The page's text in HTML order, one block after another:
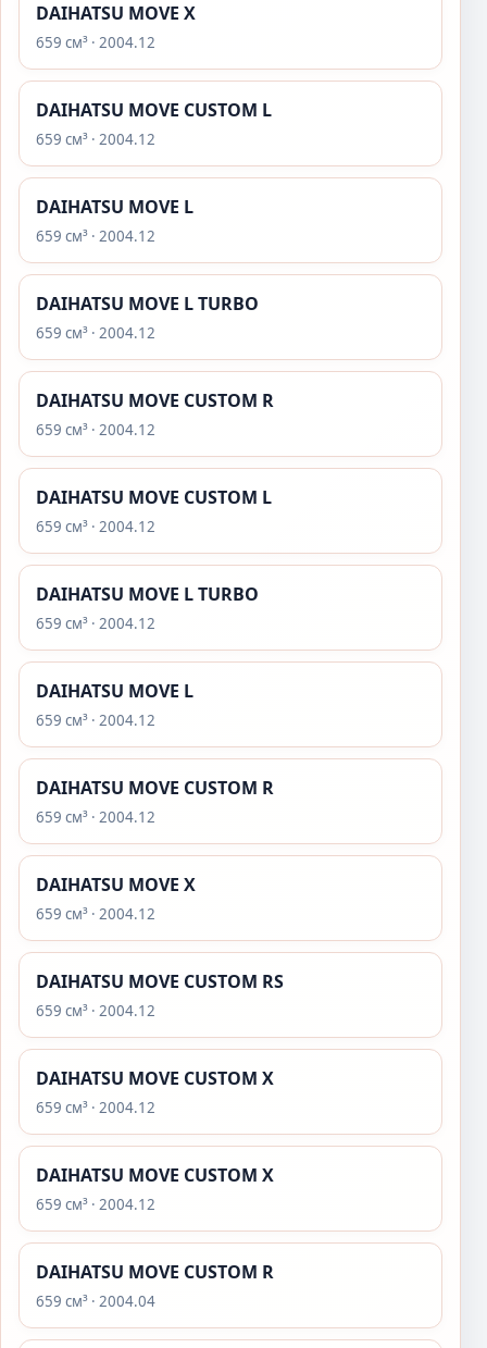
DAIHATSU MOVE X
659 см³ · 2004.12
DAIHATSU MOVE CUSTOM L
659 см³ · 2004.12
DAIHATSU MOVE L
659 см³ · 2004.12
DAIHATSU MOVE L TURBO
659 см³ · 2004.12
DAIHATSU MOVE CUSTOM R
659 см³ · 2004.12
DAIHATSU MOVE CUSTOM L
659 см³ · 2004.12
DAIHATSU MOVE L TURBO
659 см³ · 2004.12
DAIHATSU MOVE L
659 см³ · 2004.12
DAIHATSU MOVE CUSTOM R
659 см³ · 2004.12
DAIHATSU MOVE X
659 см³ · 2004.12
DAIHATSU MOVE CUSTOM RS
659 см³ · 2004.12
DAIHATSU MOVE CUSTOM X
659 см³ · 2004.12
DAIHATSU MOVE CUSTOM X
659 см³ · 2004.12
DAIHATSU MOVE CUSTOM R
659 см³ · 2004.04